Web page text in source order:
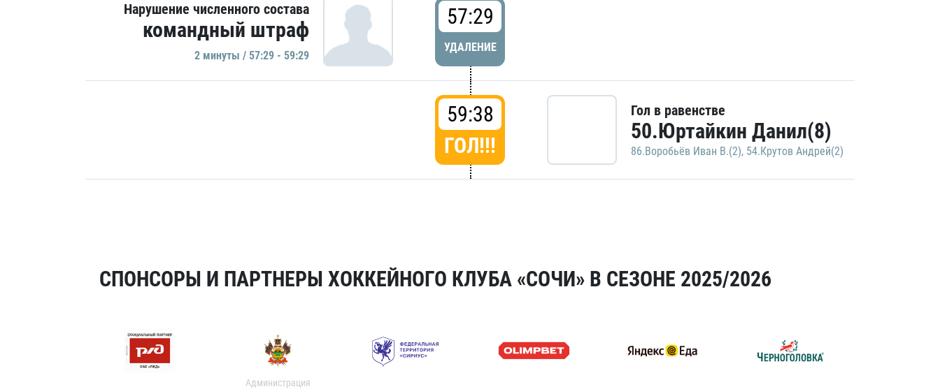
Нарушение численного состава
командный штраф
2 минуты / 57:29 - 59:29
57:29
УДАЛЕНИЕ
59:38
ГОЛ!!!
Гол в равенстве
50.Юртайкин Данил(8)
86.Воробьёв Иван В.(2), 54.Крутов Андрей(2)
СПОНСОРЫ И ПАРТНЕРЫ ХОККЕЙНОГО КЛУБА «СОЧИ» В СЕЗОНЕ 2025/2026
Администрация